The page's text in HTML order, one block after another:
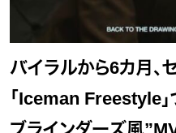
バイラルから6カ月、
「Iceman Freestyle